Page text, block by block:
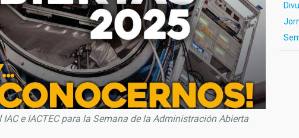
e IACTEC para la Semana de la Administración Abierta